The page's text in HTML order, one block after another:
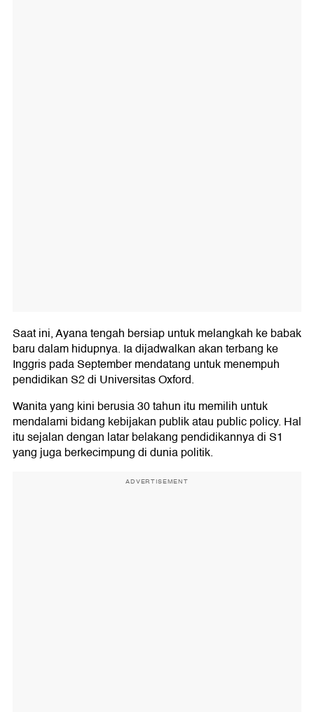
Saat ini, Ayana tengah bersiap untuk melangkah ke babak
baru dalam hidupnya. Ia dijadwalkan akan terbang ke
Inggris pada September mendatang untuk menempuh
pendidikan S2 di Universitas Oxford.
Wanita yang kini berusia 30 tahun itu memilih untuk
mendalami bidang kebijakan publik atau public policy. Hal
itu sejalan dengan latar belakang pendidikannya di S1
yang juga berkecimpung di dunia politik.
ADVERTISEMENT